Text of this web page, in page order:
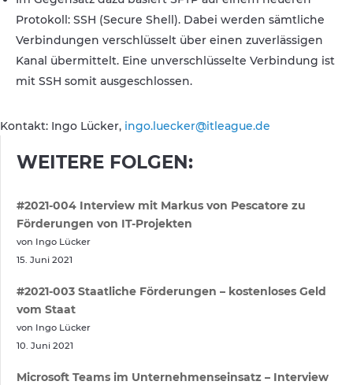
Protokoll: SSH (Secure Shell). Dabei werden sämtliche
Verbindungen verschlüsselt über einen zuverlässigen
Kanal übermittelt. Eine unverschlüsselte Verbindung ist
mit SSH somit ausgeschlossen.
Kontakt: Ingo Lücker, ingo.luecker@itleague.de
WEITERE FOLGEN:
#2021-004 Interview mit Markus von Pescatore zu
Förderungen von IT-Projekten
von Ingo Lücker
15. Juni 2021
#2021-003 Staatliche Förderungen – kostenloses Geld
vom Staat
von Ingo Lücker
10. Juni 2021
Microsoft Teams im Unternehmenseinsatz – Interview